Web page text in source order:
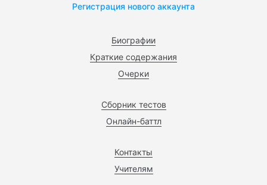
Биографии
Краткие содержания
Очерки
Сборник тестов
Онлайн-баттл
Контакты
Учителям
Регистрация нового аккаунта